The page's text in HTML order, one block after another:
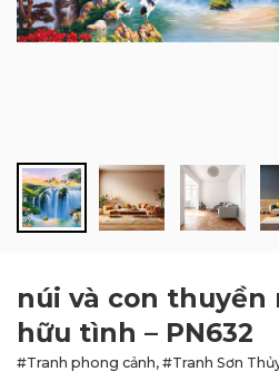
TRANH SƠN DẦU
núi và con thuyền
hữu tình – PN632
#Tranh phong cảnh, #Tranh Sơn